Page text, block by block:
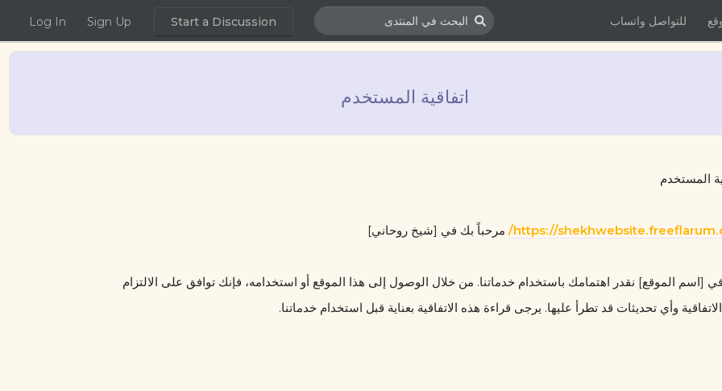
للتواصل واتساب Start a Discussion
Sign Up
Log In
اتفاقية المستخدم
المستخدم
https:// مرحباً بك في [شيخ روحاني]
وأي تحديثات قد تطرأ عليها. يرجى قراءة هذه الاتفاقية بعناية قبل استخدام خدماتنا.